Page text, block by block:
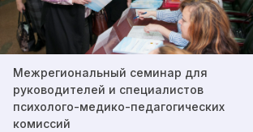
Межрегиональный семинар для
руководителей и специалистов
психолого-медико-педагогических
комиссий